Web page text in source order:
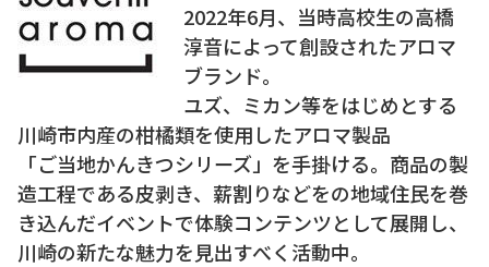
2022年6⽉、当時⾼校⽣の⾼橋
淳⾳によって創設されたアロマ
ブランド。
ユズ、ミカン等をはじめとする
川崎市内産の柑橘類を使⽤したアロマ製品
「ご当地かんきつシリーズ」を⼿掛ける。商品の製
造⼯程である⽪剥き、薪割りなどをの地域住⺠を巻
き込んだイベントで体験コンテンツとして展開し、
川崎の新たな魅⼒を⾒出すべく活動中。